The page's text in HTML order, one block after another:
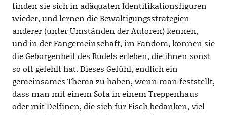
finden sie sich in adäquaten Identifikationsfiguren
wieder, und lernen die Bewältigungsstrategien
anderer (unter Umständen der Autoren) kennen,
und in der Fangemeinschaft, im Fandom, können sie
die Geborgenheit des Rudels erleben, die ihnen sonst
so oft gefehlt hat. Dieses Gefühl, endlich ein
gemeinsames Thema zu haben, wenn man feststellt,
dass man mit einem Sofa in einem Treppenhaus
oder mit Delfinen, die sich für Fisch bedanken, viel